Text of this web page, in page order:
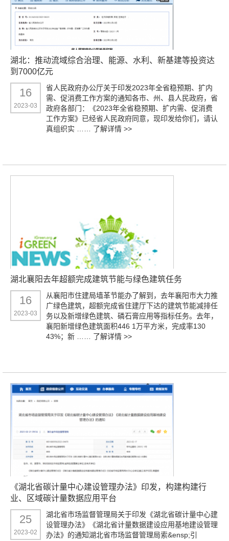
湖北：推动流域综合治理、能源、水利、新基建等投资达
到7000亿元
16
2023-03
省人民政府办公厅关于印发2023年全省稳预期、扩内
需、促消费工作方案的通知各市、州、县人民政府，省
政府各部门：《2023年全省稳预期、扩内需、促消费
工作方案》已经省人民政府同意，现印发给你们，请认
真组织实 …… 了解详情 >>
湖北襄阳去年超额完成建筑节能与绿色建筑任务
16
2023-03
从襄阳市住建局墙革节能办了解到，去年襄阳市大力推
广绿色建筑，超额完成省住建厅下达的建筑节能减排任
务以及新增绿色建筑、磷石膏应用等指标任务。去年，
襄阳新增绿色建筑面积446 1万平方米，完成率130
43%；新 …… 了解详情 >>
《湖北省碳计量中心建设管理办法》印发，构建构建行
业、区域碳计量数据应用平台
25
2023-02
湖北省市场监督管理局关于印发《湖北省碳计量中心建
设管理办法》《湖北省计量数据建设应用基地建设管理
办法》的通知湖北省市场监督管理局索&ensp;引